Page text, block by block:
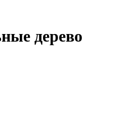
дерево